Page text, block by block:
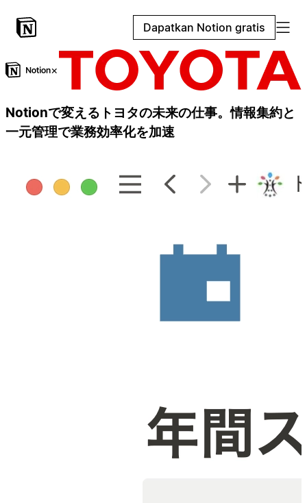
Dapatkan Notion gratis
×
Notionで変えるトヨタの未来の仕事。情報集約と
一元管理で業務効率化を加速